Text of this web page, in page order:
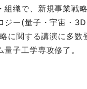
組織で、新規事業戦略
ジー(量子・宇宙・
に関する講演に多数
子工学専攻修了。